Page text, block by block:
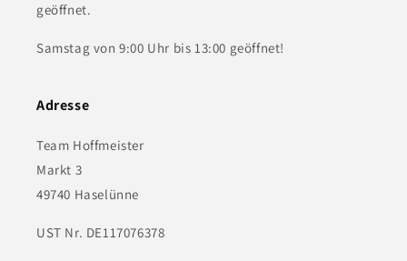
geöffnet.
Samstag von 9:00 Uhr bis 13:00 geöffnet!
Adresse
Team Hoffmeister
Markt 3
49740 Haselünne
UST Nr. DE117076378